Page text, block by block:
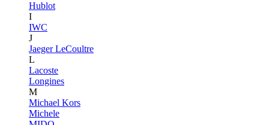
Hublot
I
IWC
J
Jaeger LeCoultre
L
Lacoste
Longines
M
Michael Kors
Michele